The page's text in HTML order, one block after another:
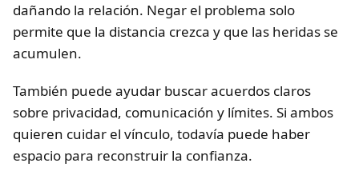
dañando la relación. Negar el problema solo
permite que la distancia crezca y que las heridas se
acumulen.
También puede ayudar buscar acuerdos claros
sobre privacidad, comunicación y límites. Si ambos
quieren cuidar el vínculo, todavía puede haber
espacio para reconstruir la confianza.